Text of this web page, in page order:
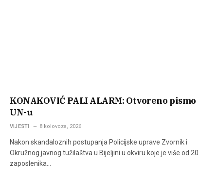
KONAKOVIĆ PALI ALARM: Otvoreno pismo
UN-u
VIJESTI 8 kolovoza, 2026
Nakon skandaloznih postupanja Policijske uprave Zvornik i
Okružnog javnog tužilaštva u Bijeljini u okviru koje je više od 20
zaposlenika…